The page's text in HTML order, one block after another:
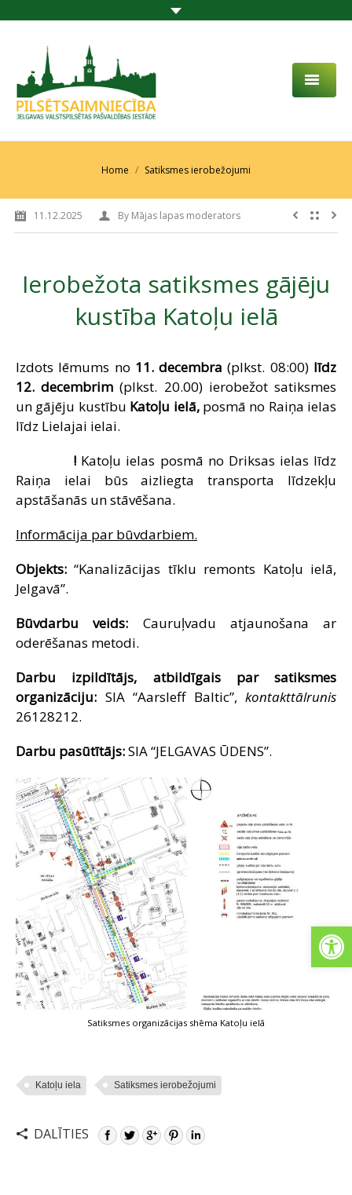
PAR MUMS
SABIEDRĪBAS LĪDZDALĪBA
SAZIŅA
You are here:Home Satiksmes ierobežojumi
11.12.2025 By Mājas lapas moderators
Ierobežota satiksmes gājēju
kustība Katoļu ielā
Izdots lēmums no 11. decembra(plkst. 08:00) līdz
12. decembrim(plkst. 20.00) ierobežot satiksmes
un gājēju kustību Katoļu ielā, posmā no Raiņa ielas
līdz Lielajai ielai.
! Katoļu ielas posmā no Driksas ielas līdz
Raiņa ielai būs aizliegta transporta līdzekļu
apstāšanās un stāvēšana.
Informācija par būvdarbiem.
Objekts: “Kanalizācijas tīklu remonts Katoļu ielā,
Jelgavā”.
Būvdarbu veids: Cauruļvadu atjaunošana ar
oderēšanas metodi.
Darbu izpildītājs, atbildīgais par satiksmes
organizāciju: SIA “Aarsleff Baltic”, kontakttālrunis
26128212.
Darbu pasūtītājs:SIA “JELGAVAS ŪDENS”.
Satiksmes organizācijas shēma Katoļu ielā
Katoļu iela Satiksmes ierobežojumi
DALĪTIES